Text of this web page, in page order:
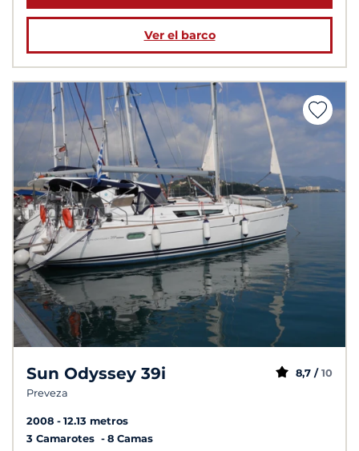
Ver el barco
Sun Odyssey 39i
Preveza
8,7 / 10
2008
12.13 metros
3 Camarotes
8 Camas